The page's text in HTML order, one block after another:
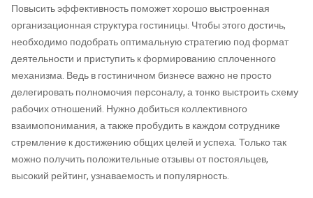
Повысить эффективность поможет хорошо выстроенная
организационная структура гостиницы. Чтобы этого достичь,
необходимо подобрать оптимальную стратегию под формат
деятельности и приступить к формированию сплоченного
механизма. Ведь в гостиничном бизнесе важно не просто
делегировать полномочия персоналу, а тонко выстроить схему
рабочих отношений. Нужно добиться коллективного
взаимопонимания, а также пробудить в каждом сотруднике
стремление к достижению общих целей и успеха. Только так
можно получить положительные отзывы от постояльцев,
высокий рейтинг, узнаваемость и популярность.